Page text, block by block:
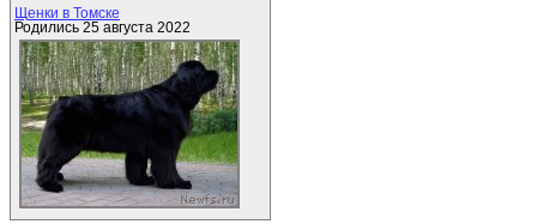
Щенки в Томске
Родились 25 августа 2022